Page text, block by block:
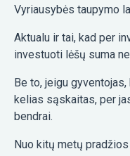
Vyriausybės taupymo
Aktualu ir tai, kad per
investuoti lėšų suma
Be to, jeigu
kelias sąskaitas, per
bendrai.
Nuo kitų metų